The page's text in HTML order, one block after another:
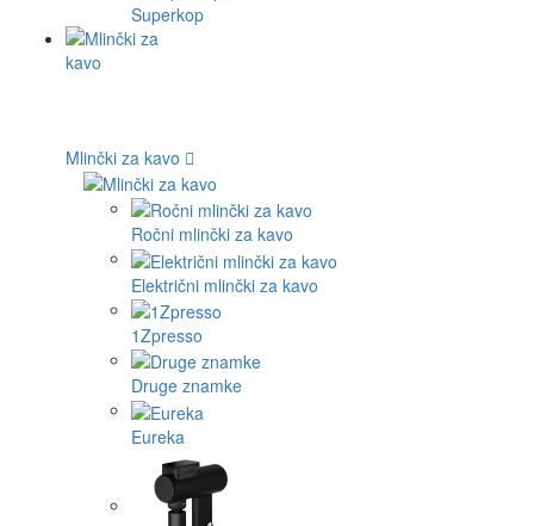
Superkop
Mlinčki za kavo
Ročni mlinčki za kavo
Električni mlinčki za kavo
1Zpresso
Druge znamke
Eureka